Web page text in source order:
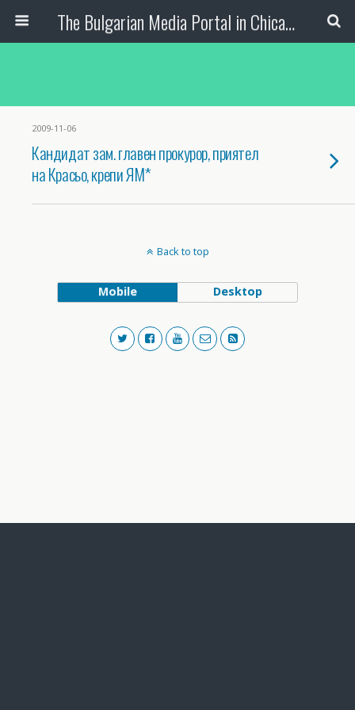
The Bulgarian Media Portal in Chicago
2009-11-06
Кандидат зам. главен прокурор, приятел
на Красьо, крепи ЯМ*
Back to top
Mobile Desktop